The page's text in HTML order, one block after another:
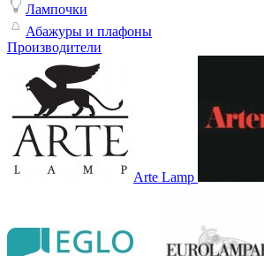
Лампочки
Абажуры и плафоны
Производители
Arte Lamp